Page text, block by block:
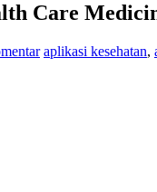
Care
aplikasi kesehatan,